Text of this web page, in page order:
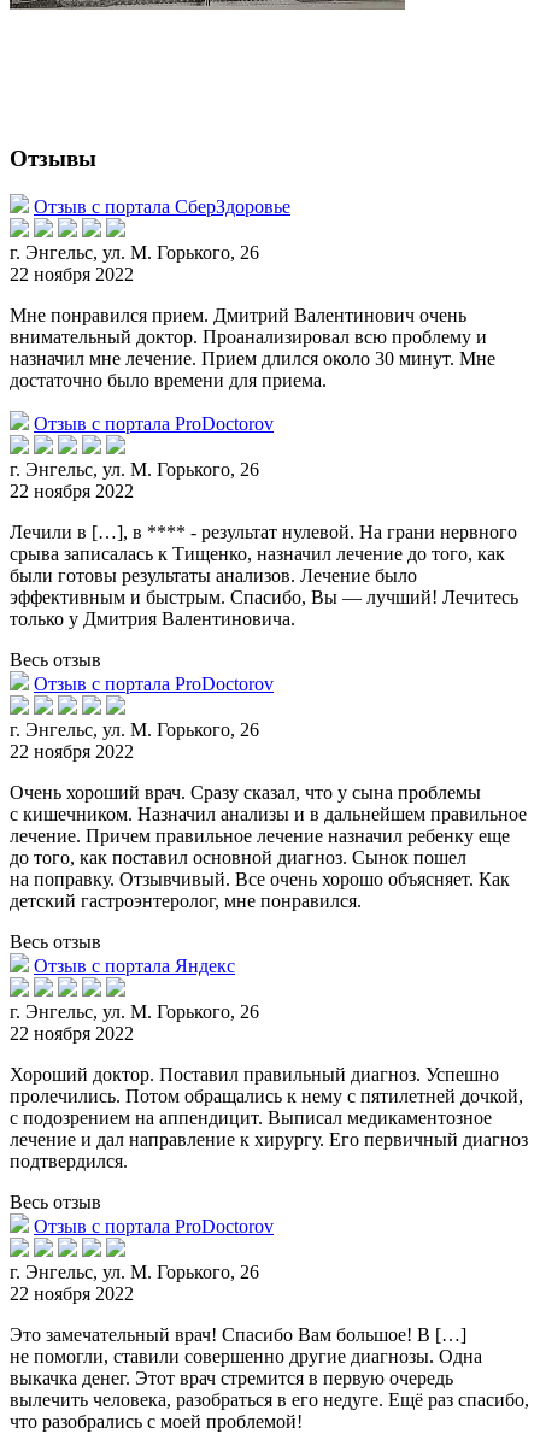
Отзывы
Отзыв с портала СберЗдоровье
г. Энгельс, ул. М. Горького, 26
22 ноября 2022
Мне понравился прием. Дмитрий Валентинович очень
внимательный доктор. Проанализировал всю проблему и
назначил мне лечение. Прием длился около 30 минут. Мне
достаточно было времени для приема.
Отзыв с портала ProDoctorov
г. Энгельс, ул. М. Горького, 26
22 ноября 2022
Лечили в […], в **** - результат нулевой. На грани нервного
срыва записалась к Тищенко, назначил лечение до того, как
были готовы результаты анализов. Лечение было
эффективным и быстрым. Спасибо, Вы — лучший! Лечитесь
только у Дмитрия Валентиновича.
Весь отзыв
Отзыв с портала ProDoctorov
г. Энгельс, ул. М. Горького, 26
22 ноября 2022
Очень хороший врач. Сразу сказал, что у сына проблемы
с кишечником. Назначил анализы и в дальнейшем правильное
лечение. Причем правильное лечение назначил ребенку еще
до того, как поставил основной диагноз. Сынок пошел
на поправку. Отзывчивый. Все очень хорошо объясняет. Как
детский гастроэнтеролог, мне понравился.
Весь отзыв
Отзыв с портала Яндекс
г. Энгельс, ул. М. Горького, 26
22 ноября 2022
Хороший доктор. Поставил правильный диагноз. Успешно
пролечились. Потом обращались к нему с пятилетней дочкой,
с подозрением на аппендицит. Выписал медикаментозное
лечение и дал направление к хирургу. Его первичный диагноз
подтвердился.
Весь отзыв
Отзыв с портала ProDoctorov
г. Энгельс, ул. М. Горького, 26
22 ноября 2022
Это замечательный врач! Спасибо Вам большое! В […]
не помогли, ставили совершенно другие диагнозы. Одна
выкачка денег. Этот врач стремится в первую очередь
вылечить человека, разобраться в его недуге. Ещё раз спасибо,
что разобрались с моей проблемой!